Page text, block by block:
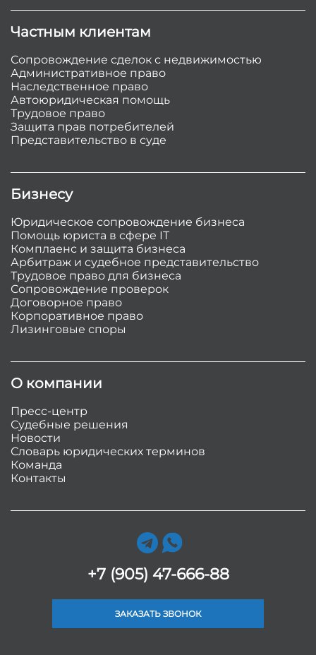
Частным клиентам
Сопровождение сделок с недвижимостью
Административное право
Наследственное право
Автоюридическая помощь
Трудовое право
Защита прав потребителей
Представительство в суде
Бизнесу
Юридическое сопровождение бизнеса
Помощь юриста в сфере IT
Комплаенс и защита бизнеса
Арбитраж и судебное представительство
Трудовое право для бизнеса
Сопровождение проверок
Договорное право
Корпоративное право
Лизинговые споры
О компании
Пресс-центр
Судебные решения
Новости
Словарь юридических терминов
Команда
Контакты
+7 (905) 47-666-88
ЗАКАЗАТЬ ЗВОНОК